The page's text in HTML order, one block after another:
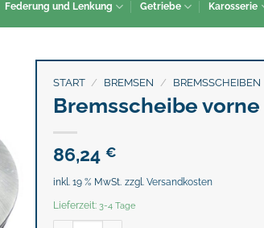
Federung und Lenkung Getriebe Karosserie
START / BREMSEN / BREMSSCHEIBEN
Bremsscheibe vorne
86,24 €
inkl. 19 % MwSt. zzgl. Versandkosten
Lieferzeit: 3-4 Tage